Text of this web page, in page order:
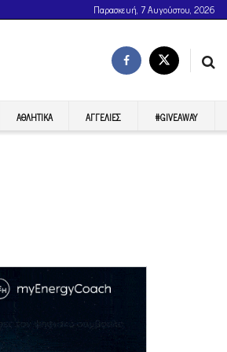
Παρασκευή, 7 Αυγούστου, 2026
ΑΘΛΗΤΙΚΆ ΑΓΓΕΛΊΕΣ #GIVEAWAY